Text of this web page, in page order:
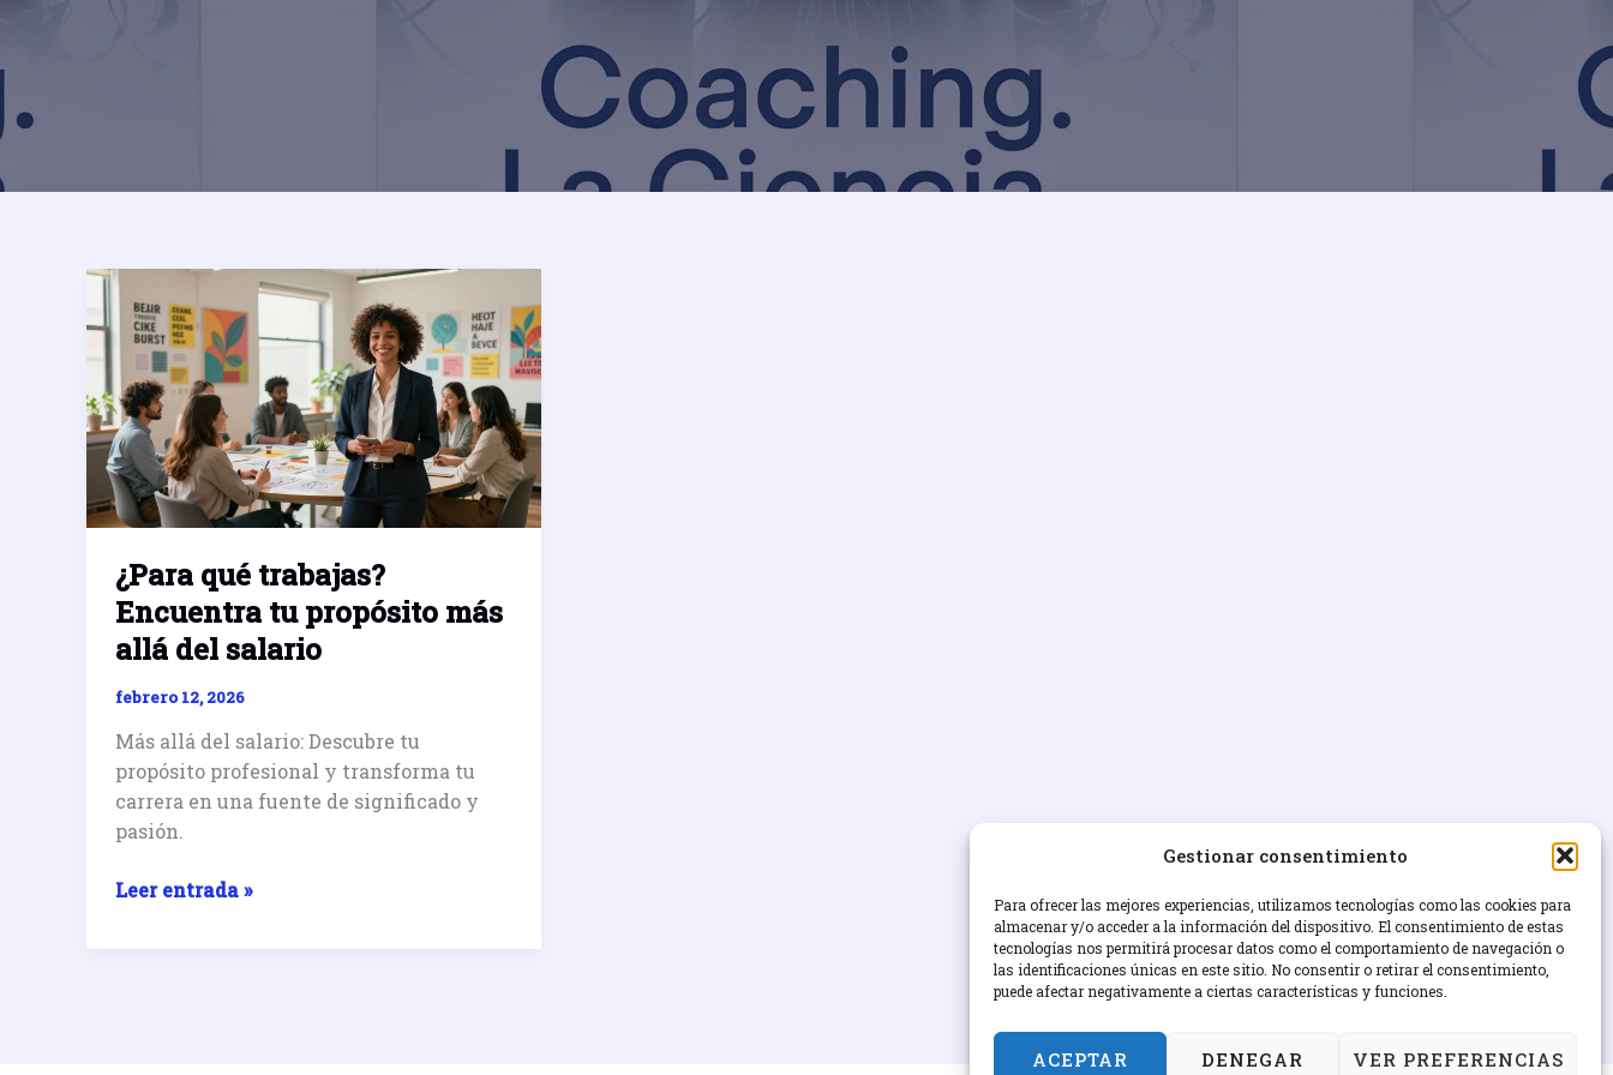
Gestionar consentimiento
Para ofrecer las mejores experiencias, utilizamos tecnologías como las cookies para
almacenar y/o acceder a la información del dispositivo. El consentimiento de estas
tecnologías nos permitirá procesar datos como el comportamiento de navegación o
las identificaciones únicas en este sitio. No consentir o retirar el consentimiento,
puede afectar negativamente a ciertas características y funciones.
ACEPTAR DENEGAR VER PREFERENCIAS
¿Para qué trabajas?
Encuentra tu propósito más
allá del salario
febrero 12, 2026
Más allá del salario: Descubre tu
propósito profesional y transforma tu
carrera en una fuente de significado y
pasión.
¿Para
Leer entrada »